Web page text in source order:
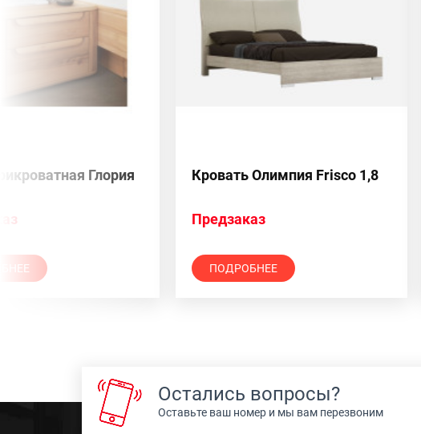
Глория Кровать Олимпия Frisco 1,8
Предзаказ
ПОДРОБНЕЕ
Остались вопросы?
Оставьте ваш номер и мы вам перезвоним